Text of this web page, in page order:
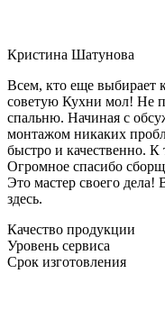
Кристина Шатунова
Всем, кто еще выбирает
советую Кухни мол! Не
спальню. Начиная с
монтажом никаких
быстро и качественно.
Огромное спасибо
Это мастер своего дела!
здесь.
Качество продукции
Уровень сервиса
Срок изготовления